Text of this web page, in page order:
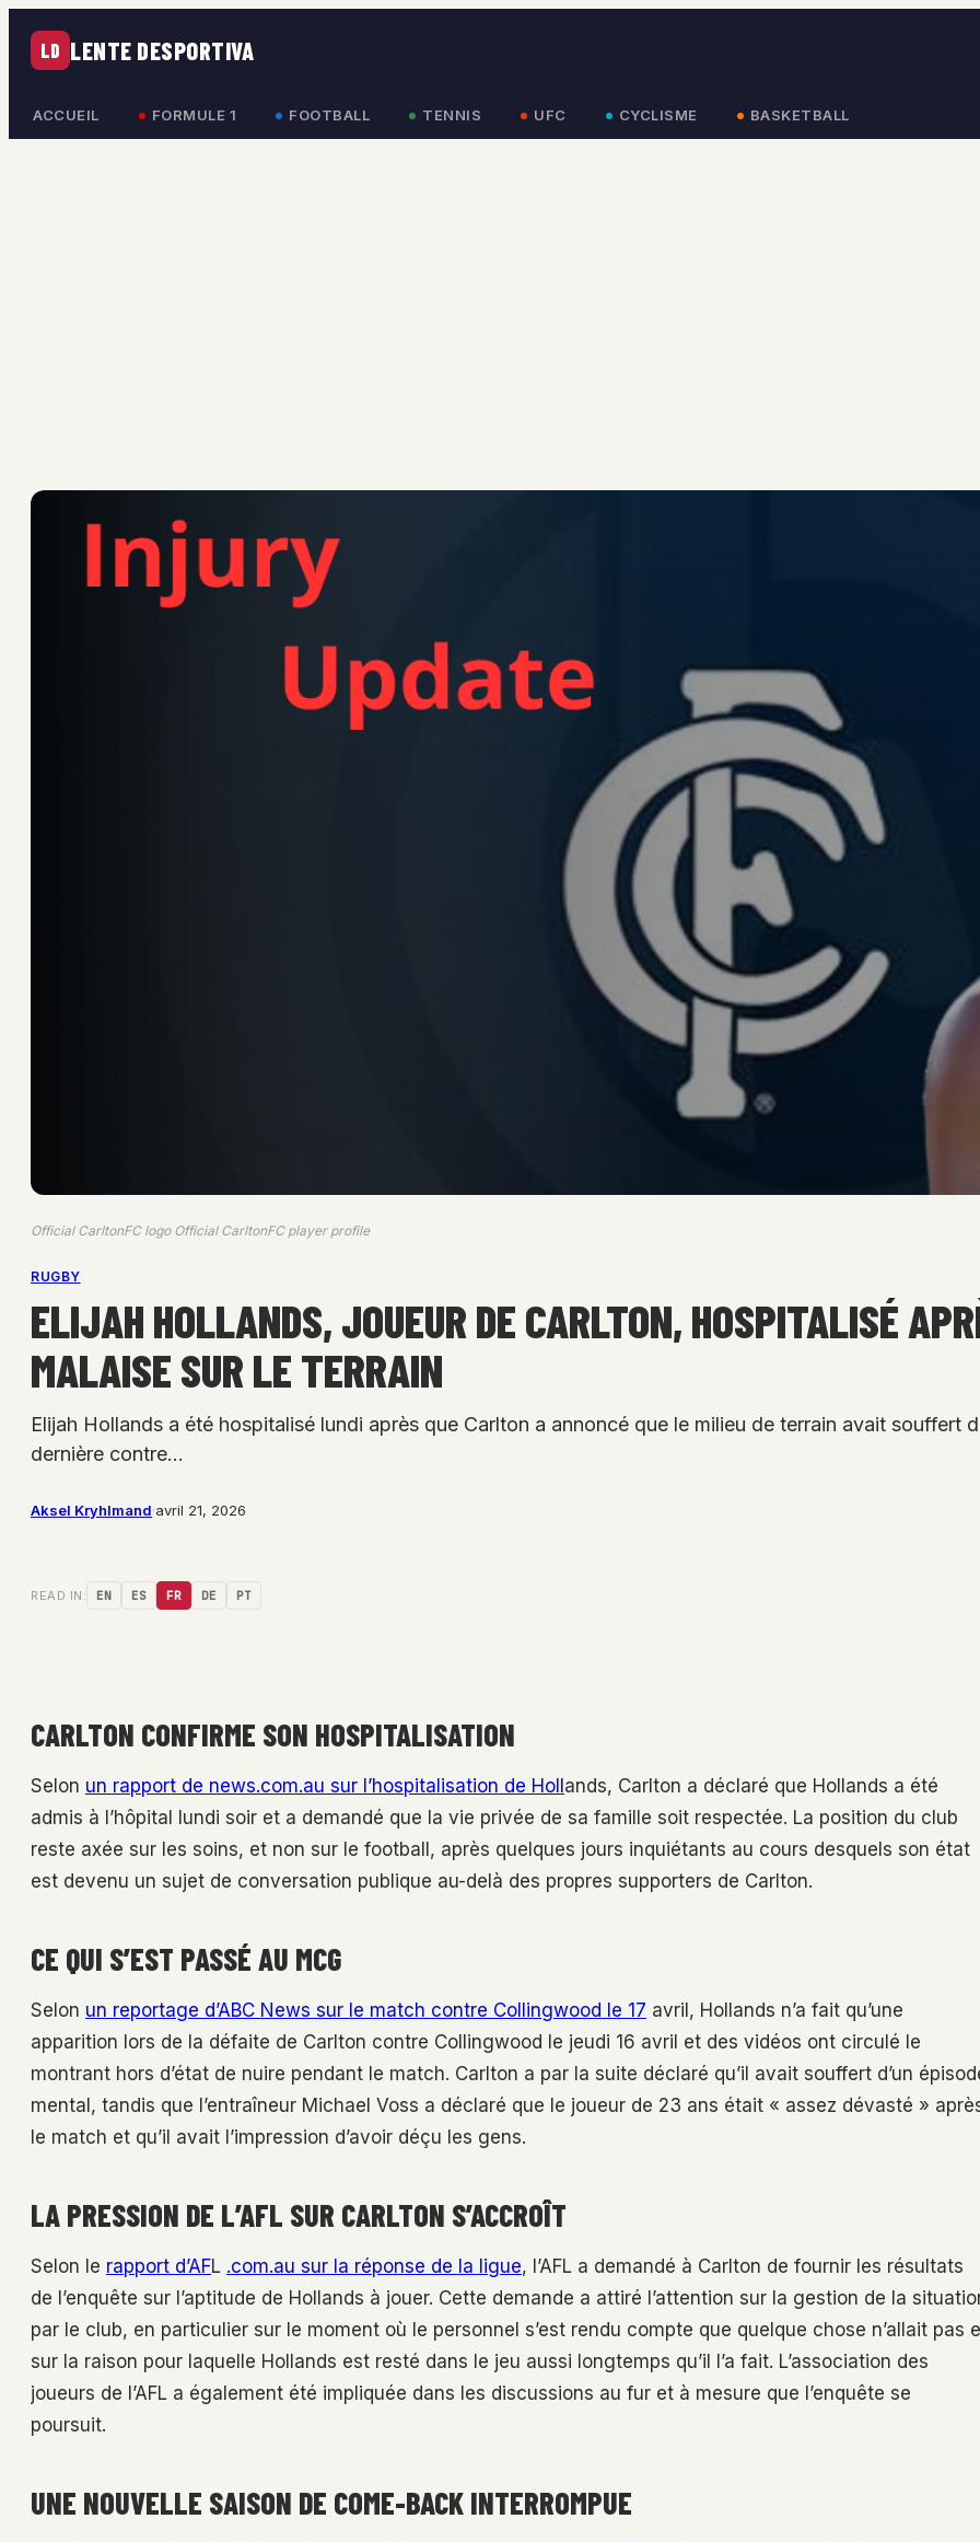
LD LENTE DESPORTIVA
ACCUEIL FORMULE 1 FOOTBALL TENNIS UFC CYCLISME BASKETBALL
Official CarltonFC logo Official CarltonFC player profile
RUGBY
ELIJAH HOLLANDS, JOUEUR DE CARLTON, HOSPITALISÉ
MALAISE SUR LE TERRAIN
Elijah Hollands a été hospitalisé lundi après que Carlton a annoncé que le milieu de terrain avait souffert
dernière contre…
Aksel Kryhlmand·avril 21, 2026
READ IN: EN ES FR DE PT
CARLTON CONFIRME SON HOSPITALISATION
Selon un rapport de news.com.au sur l’hospitalisation de Holl ands, Carlton a déclaré que Hollands a été
admis à l’hôpital lundi soir et a demandé que la vie privée de sa famille soit respectée. La position du club
reste axée sur les soins, et non sur le football, après quelques jours inquiétants au cours desquels son état
est devenu un sujet de conversation publique au-delà des propres supporters de Carlton.
CE QUI S’EST PASSÉ AU MCG
Selon un reportage d’ABC News sur le match contre Collingwood le 17 avril, Hollands n’a fait qu’une
apparition lors de la défaite de Carlton contre Collingwood le jeudi 16 avril et des vidéos ont circulé le
montrant hors d’état de nuire pendant le match. Carlton a par la suite déclaré qu’il avait souffert d’un
mental, tandis que l’entraîneur Michael Voss a déclaré que le joueur de 23 ans était « assez dévasté »
le match et qu’il avait l’impression d’avoir déçu les gens.
LA PRESSION DE L’AFL SUR CARLTON S’ACCROÎT
Selon le rapport d’AFL .com.au sur la réponse de la ligue, l’AFL a demandé à Carlton de fournir les résultats
de l’enquête sur l’aptitude de Hollands à jouer. Cette demande a attiré l’attention sur la gestion de la
par le club, en particulier sur le moment où le personnel s’est rendu compte que quelque chose n’allait pas
sur la raison pour laquelle Hollands est resté dans le jeu aussi longtemps qu’il l’a fait. L’association des
joueurs de l’AFL a également été impliquée dans les discussions au fur et à mesure que l’enquête se
poursuit.
UNE NOUVELLE SAISON DE COME-BACK INTERROMPUE